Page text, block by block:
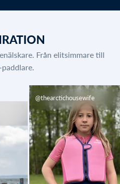
Från elitsimmare till
@thearctichousewife